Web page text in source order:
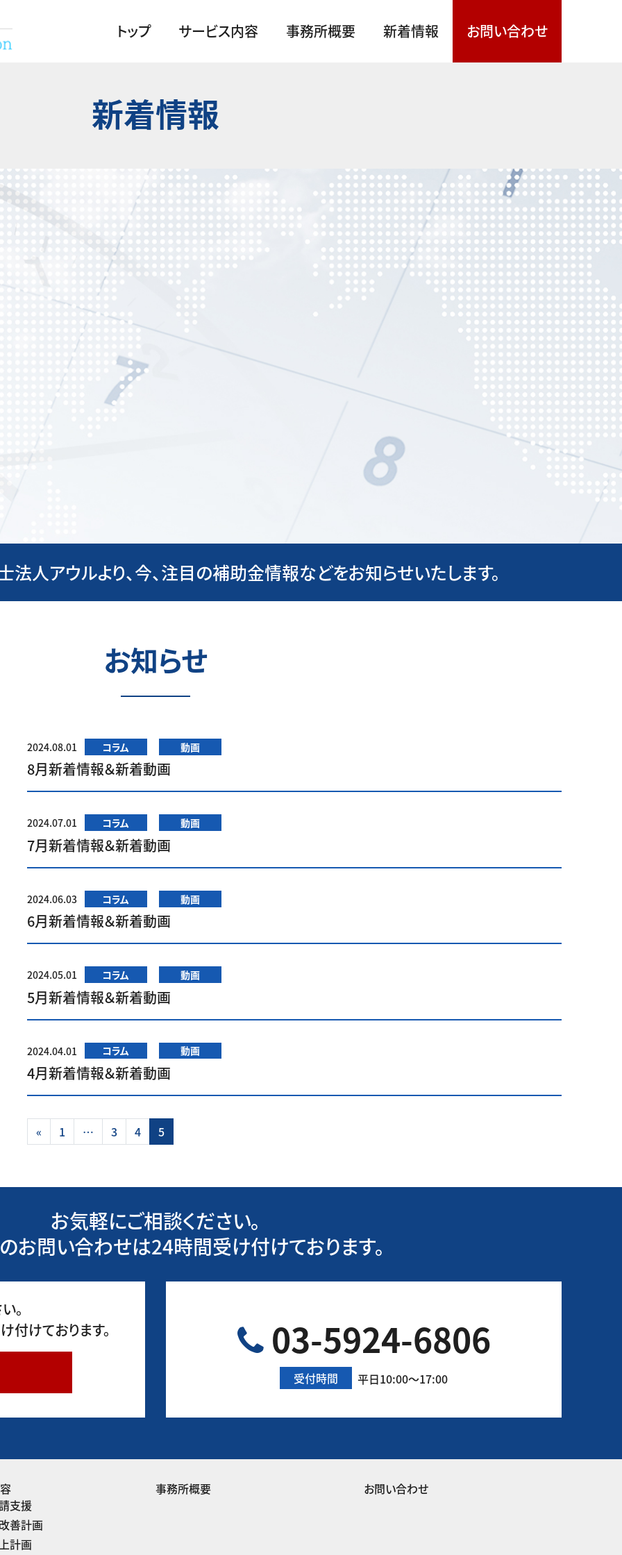
トップ サービス内容 事務所概要 新着情報 お問い合わせ
新着情報
人アウルより、今、注目の補助金情報などをお知らせいたします。
お知らせ
8月新着情報＆新着動画
2024.08.01 コラム 動画
7月新着情報＆新着動画
2024.07.01 コラム 動画
6月新着情報＆新着動画
2024.06.03 コラム 動画
5月新着情報＆新着動画
2024.05.01 コラム 動画
4月新着情報＆新着動画
2024.04.01 コラム 動画
投稿ナビゲーション
« 1 … 3 4 5
お気軽にご相談ください。
お問い合わせは24時間受け付けております。
。
けております。
03-5924-6806
受付時間 平日10:00～17:00
支援
善計画
計画
事務所概要 お問い合わせ